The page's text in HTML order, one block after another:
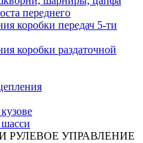
переднего
коробки передач 5-ти
коробки раздаточной
РУЛЕВОЕ УПРАВЛЕНИЕ